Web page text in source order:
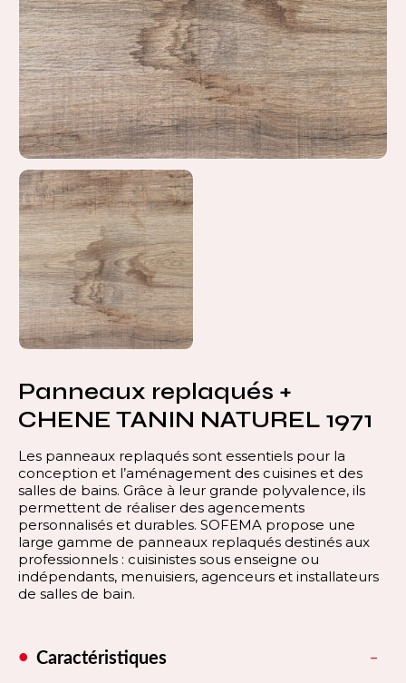
Panneaux replaqués +
CHENE TANIN NATUREL 1971
Les panneaux replaqués sont essentiels pour la
conception et l’aménagement des cuisines et des
salles de bains. Grâce à leur grande polyvalence, ils
permettent de réaliser des agencements
personnalisés et durables. SOFEMA propose une
large gamme de panneaux replaqués destinés aux
professionnels : cuisinistes sous enseigne ou
indépendants, menuisiers, agenceurs et installateurs
de salles de bain.
Caractéristiques